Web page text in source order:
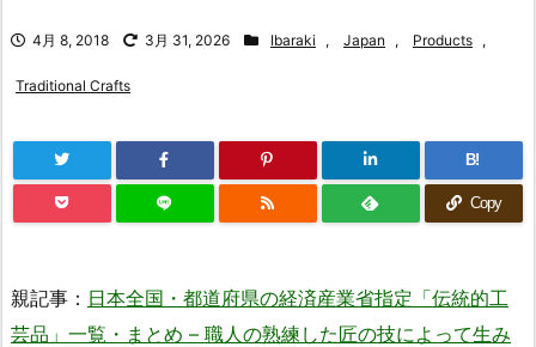
4月 8, 2018 3月 31, 2026 Ibaraki , Japan , Products ,
Traditional Crafts
B!
Copy
親記事： 日本全国・都道府県の経済産業省指定「伝統的工
芸品」一覧・まとめ – 職人の熟練した匠の技によって生み